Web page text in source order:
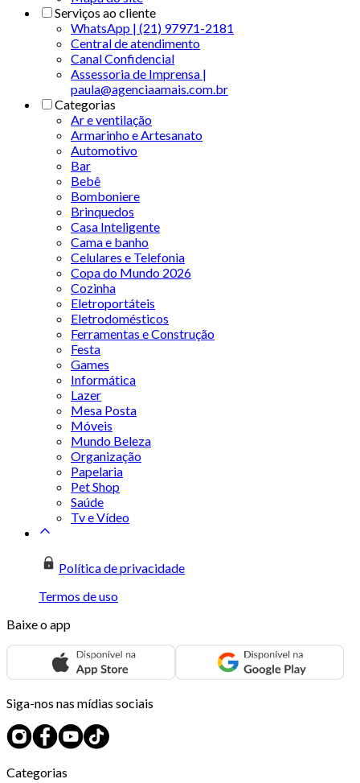
Serviços ao cliente
WhatsApp | (21) 97971-2181
Central de atendimento
Canal Confidencial
Assessoria de Imprensa |
paula@agenciaamais.com.br
Categorias
Ar e ventilação
Armarinho e Artesanato
Automotivo
Bar
Bebê
Bomboniere
Brinquedos
Casa Inteligente
Cama e banho
Celulares e Telefonia
Copa do Mundo 2026
Cozinha
Eletroportáteis
Eletrodomésticos
Ferramentas e Construção
Festa
Games
Informática
Lazer
Mesa Posta
Móveis
Mundo Beleza
Organização
Papelaria
Pet Shop
Saúde
Tv e Vídeo
Política de privacidade
Termos de uso
Baixe o app
Siga-nos nas mídias sociais
Categorias